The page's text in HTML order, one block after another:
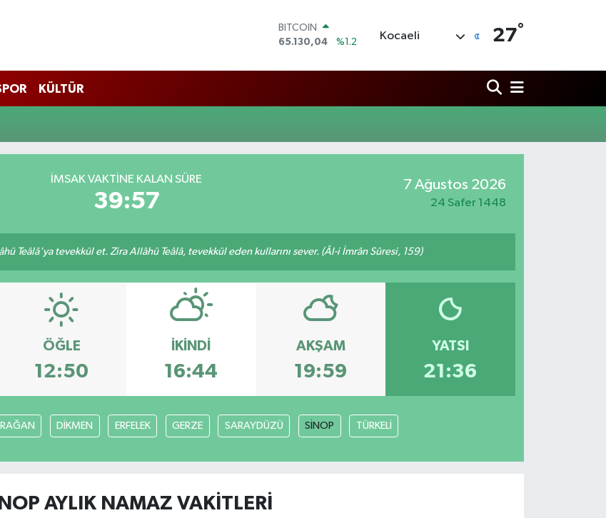
BITCOIN
65.130,04
%1.2
47,7106
%0.17
GRAM ALTIN
6648.99
%2.59
Kocaeli 27°
KÜLTÜR
İMSAK VAKTINE KALAN SÜRE
39:57
7 Ağustos 2026
24 Safer 1448
Teâlâ'ya tevekkül et. Zira Allâhü Teâlâ, tevekkül eden kullarını sever. (Âl-i İmrân Sûresi, 159)
ÖĞLE
12:50
İKINDI
16:44
AKŞAM
19:59
YATSI
21:36
DİKMEN ERFELEK GERZE SARAYDÜZÜ SİNOP TÜRKELİ
AYLIK NAMAZ VAKITLERI